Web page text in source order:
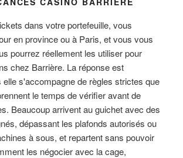
dans votre portefeuille, vous
en province ou à Paris, et vous vous
pourrez réellement les utiliser pour
chez Barrière. La réponse est
s'accompagne de règles strictes que
le temps de vérifier avant de
Beaucoup arrivent au guichet avec des
dépassant les plafonds autorisés ou
à sous, et repartent sans pouvoir
les négocier avec la cage,